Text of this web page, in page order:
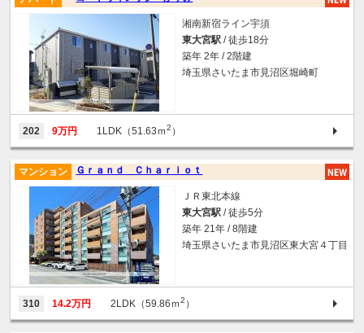
湘南新宿ライン宇須
東大宮駅 / 徒歩18分
築年 2年 / 2階建
埼玉県さいたま市見沼区堀崎町
202 9万円 1LDK（51.63ｍ2 ）
Ｇｒａｎｄ Ｃｈａｒｉｏｔ
マンション
ＪＲ東北本線
東大宮駅 / 徒歩5分
築年 21年 / 8階建
埼玉県さいたま市見沼区東大宮４丁目
310 14.2万円 2LDK（59.86ｍ2 ）